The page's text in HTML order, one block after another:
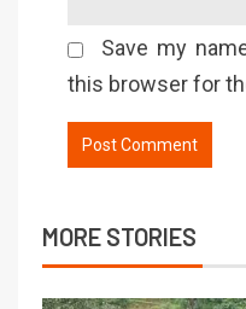
Save my
this browser for
MORE STORIES